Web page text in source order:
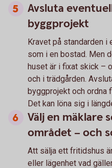
Avsluta
byggprojekt
Kravet på standarden i
som i en bostad. Men
huset är i fixat skick –
och i trädgården.
byggprojekt och ordna
Det kan löna sig i
Välj en mäklare
området – och
Att sälja ett fritidshus
eller lägenhet vad